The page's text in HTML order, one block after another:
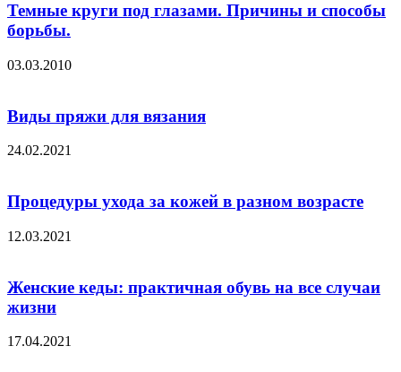
Темные круги под глазами. Причины и способы
борьбы.
03.03.2010
Виды пряжи для вязания
24.02.2021
Процедуры ухода за кожей в разном возрасте
12.03.2021
Женские кеды: практичная обувь на все случаи
жизни
17.04.2021